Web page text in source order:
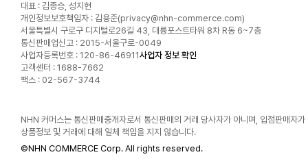
대표 : 김종승, 성지현
개인정보보호책임자 : 김용준(privacy@nhn-commerce.com)
서울특별시 구로구 디지털로26길 43, 대륭포스트타워 8차 R동 6~7층
통신판매업신고 : 2015-서울구로-0049
사업자등록번호 : 120-86-46911사업자 정보 확인
고객센터 : 1688-7662
팩스 : 02-567-3744
NHN 커머스는 통신판매중개자로서 통신판매의 거래 당사자가 아니며, 입점판매자가
상품정보 및 거래에 대해 일체 책임을 지지 않습니다.
©NHN COMMERCE Corp. All rights reserved.